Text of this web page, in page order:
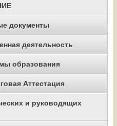
документы
деятельность
образования
Аттестация
и руководящих